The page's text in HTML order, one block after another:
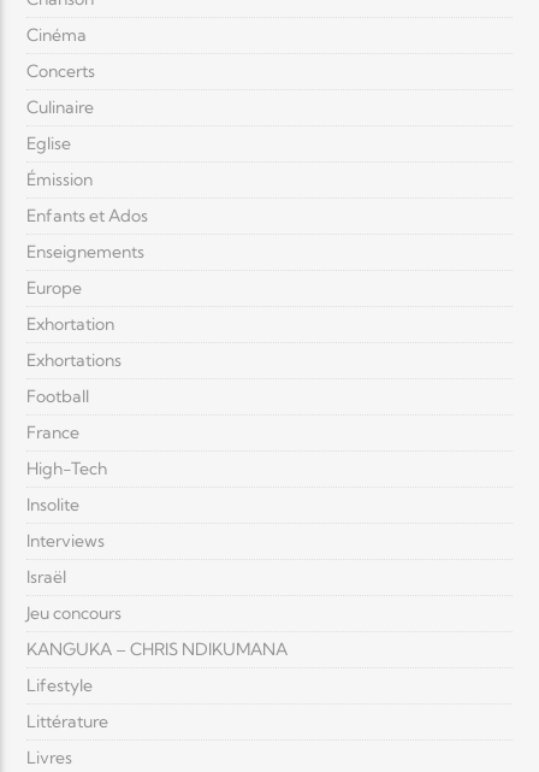
Cinéma
Concerts
Culinaire
Eglise
Émission
Enfants et Ados
Enseignements
Europe
Exhortation
Exhortations
Football
France
High-Tech
Insolite
Interviews
Israël
Jeu concours
KANGUKA – CHRIS NDIKUMANA
Lifestyle
Littérature
Livres